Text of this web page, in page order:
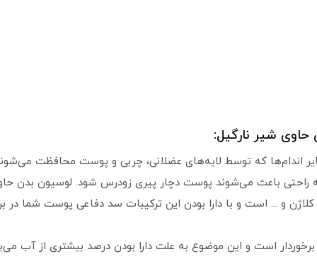
شیر نارگیل:
اندام‌ها که توسط لایه‌های عضلانی، چربی و پوست محافظت
راحتی باعث می‌شوند پوست دچار پیری زودرس شود. لوسیون بدن
کلاژن و ... است و با دارا بودن این ترکیبات سد دفاعی پوست شما در
است و این موضوع به علت دارا بودن درصد بیشتری از آب